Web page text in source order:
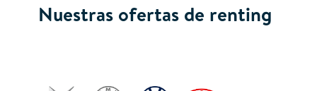
Nuestras ofertas de renting